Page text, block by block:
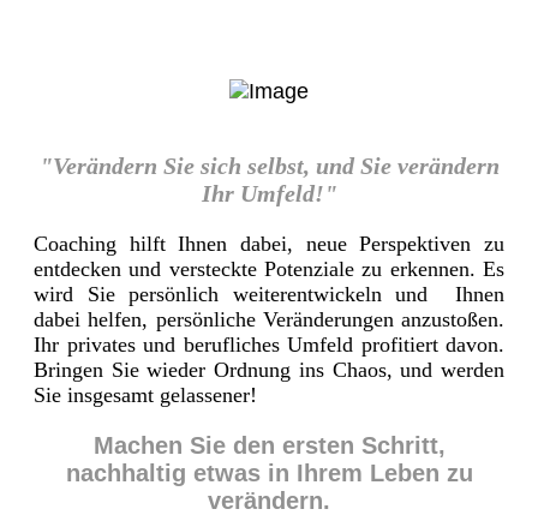
"Verändern Sie sich selbst, und Sie verändern
Ihr Umfeld!"
Coaching hilft Ihnen dabei, neue Perspektiven zu
entdecken und versteckte Potenziale zu erkennen. Es
wird Sie persönlich weiterentwickeln und Ihnen
dabei helfen, persönliche Veränderungen anzustoßen.
Ihr privates und berufliches Umfeld profitiert davon.
Bringen Sie wieder Ordnung ins Chaos, und werden
Sie insgesamt gelassener!
Machen Sie den ersten Schritt,
nachhaltig etwas in Ihrem Leben zu
verändern.